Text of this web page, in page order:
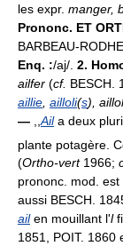
les expr. manger,
Prononc. ET
BARBEAU-
Enq. :/aj/. 2.
ailfer (cf. BESCH.
aillie ailloli(s),
—
Aila deux
plante potagère.
(Ortho-vert1966;
prononc. mod.
aussi BESCH.
ailen mouillant l'l
1851, POIT. 1860